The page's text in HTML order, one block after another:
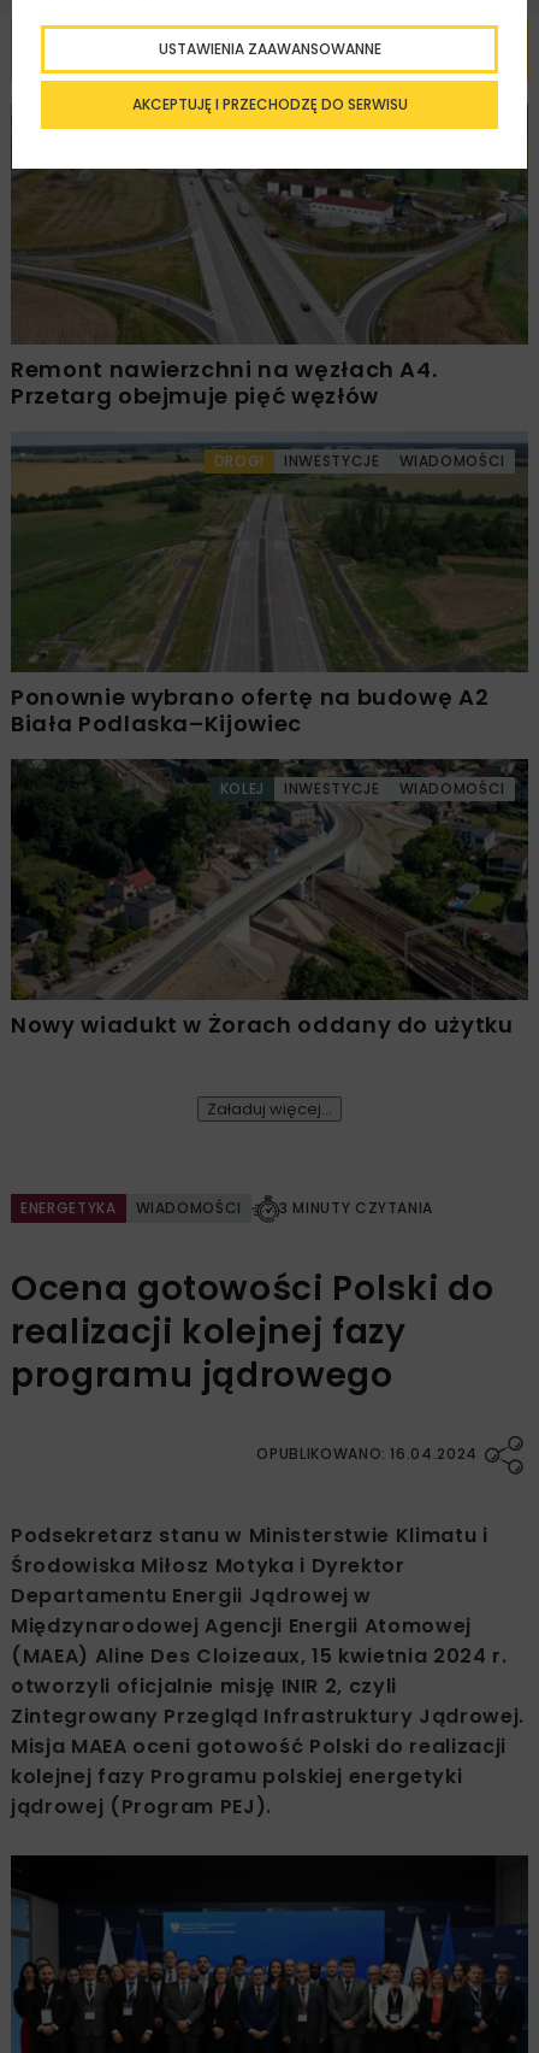
Powiązane artykuły
DROGI INWESTYCJE WIADOMOŚCI
Remont nawierzchni na węzłach A4.
Przetarg obejmuje pięć węzłów
DROGI INWESTYCJE WIADOMOŚCI
Ponownie wybrano ofertę na budowę A2
Biała Podlaska–Kijowiec
KOLEJ INWESTYCJE WIADOMOŚCI
Nowy wiadukt w Żorach oddany do użytku
Załaduj więcej...
ENERGETYKA WIADOMOŚCI 3 MINUTY CZYTANIA
Ocena gotowości Polski do
realizacji kolejnej fazy
programu jądrowego
OPUBLIKOWANO: 16.04.2024
Podsekretarz stanu w Ministerstwie Klimatu i
Środowiska Miłosz Motyka i Dyrektor
Departamentu Energii Jądrowej w
Międzynarodowej Agencji Energii Atomowej
(MAEA) Aline Des Cloizeaux, 15 kwietnia 2024 r.
otworzyli oficjalnie misję INIR 2, czyli
Zintegrowany Przegląd Infrastruktury Jądrowej.
Misja MAEA oceni gotowość Polski do realizacji
kolejnej fazy Programu polskiej energetyki
jądrowej (Program PEJ).
AKCEPTUJĘ I PRZECHODZĘ DO SERWISU
USTAWIENIA ZAAWANSOWANNE